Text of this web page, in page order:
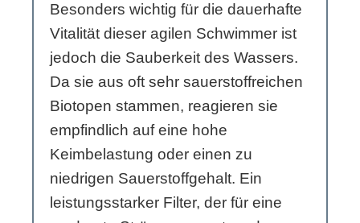
Besonders wichtig für die dauerhafte
Vitalität dieser agilen Schwimmer ist
jedoch die Sauberkeit des Wassers.
Da sie aus oft sehr sauerstoffreichen
Biotopen stammen, reagieren sie
empfindlich auf eine hohe
Keimbelastung oder einen zu
niedrigen Sauerstoffgehalt. Ein
leistungsstarker Filter, der für eine